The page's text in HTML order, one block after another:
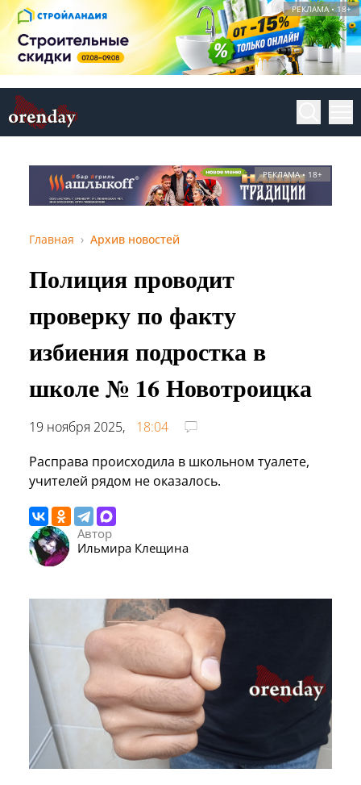
РЕКЛАМА • 18+
РЕКЛАМА • 18+
Главная Архив новостей
Полиция проводит
проверку по факту
избиения подростка в
школе № 16 Новотроицка
19 ноября 2025,
18:04
Расправа происходила в школьном туалете,
учителей рядом не оказалось.
Автор
Ильмира Клещина